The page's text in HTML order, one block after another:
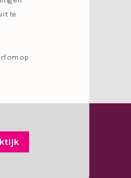
te
om op